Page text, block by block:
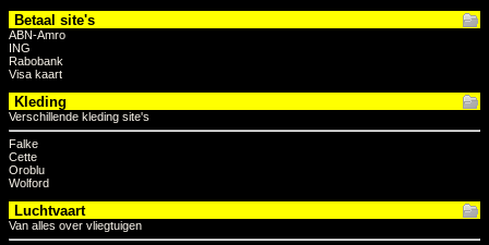
Betaal site's
ABN-Amro
ING
Rabobank
Visa kaart
Kleding
Verschillende kleding site's
Falke
Cette
Oroblu
Wolford
Luchtvaart
Van alles over vliegtuigen